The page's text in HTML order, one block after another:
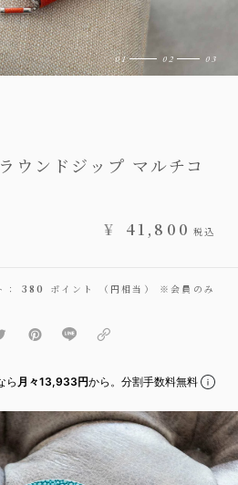
ウンドジップ マルチコ
¥ 41,800 税込
380 ポイント （円相当） ※会員のみ
ら 月々13,933円から。分割手数料無料